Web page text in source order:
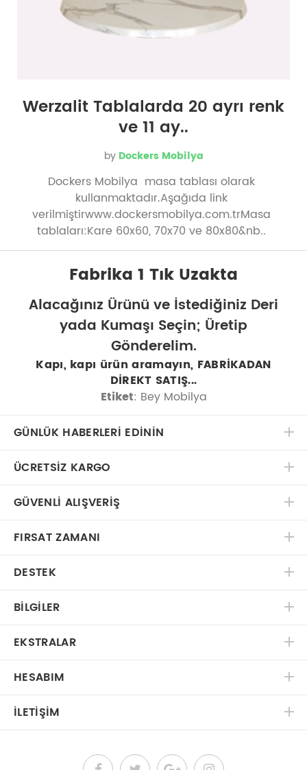
Werzalit Tablalarda 20 ayrı renk
ve 11 ay..
by Dockers Mobilya
Dockers Mobilya masa tablası olarak
kullanmaktadır.Aşağıda link
verilmiştirwww.dockersmobilya.com.trMasa
tablaları:Kare 60x60, 70x70 ve 80x80&nb..
Fabrika 1 Tık Uzakta
Alacağınız Ürünü ve İstediğiniz Deri
yada Kumaşı Seçin; Üretip
Gönderelim.
Kapı, kapı ürün aramayın, FABRİKADAN
DİREKT SATIŞ...
Etiket: Bey Mobilya
GÜNLÜK HABERLERİ EDİNİN
ÜCRETSIZ KARGO
GÜVENLI ALIŞVERIŞ
FIRSAT ZAMANI
DESTEK
BILGILER
EKSTRALAR
HESABIM
İLETIŞIM